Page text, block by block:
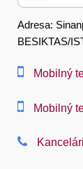
中文
Adresa:
BESIKTAS/
Mobilný
Mobilný